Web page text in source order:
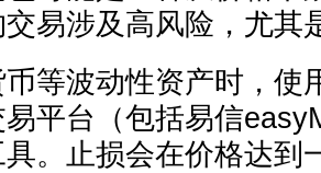
易涉及高风险，尤其
等波动性资产时，使
平台（包括易信
。止损会在价格达到